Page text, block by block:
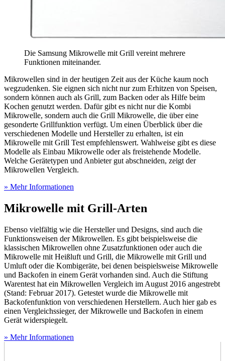
Die Samsung Mikrowelle mit Grill vereint mehrere
Funktionen miteinander.
Mikrowellen sind in der heutigen Zeit aus der Küche kaum noch
wegzudenken. Sie eignen sich nicht nur zum Erhitzen von Speisen,
sondern können auch als Grill, zum Backen oder als Hilfe beim
Kochen genutzt werden. Dafür gibt es nicht nur die Kombi
Mikrowelle, sondern auch die Grill Mikrowelle, die über eine
gesonderte Grillfunktion verfügt. Um einen Überblick über die
verschiedenen Modelle und Hersteller zu erhalten, ist ein
Mikrowelle mit Grill Test empfehlenswert. Wahlweise gibt es diese
Modelle als Einbau Mikrowelle oder als freistehende Modelle.
Welche Gerätetypen und Anbieter gut abschneiden, zeigt der
Mikrowellen Vergleich.
» Mehr Informationen
Mikrowelle mit Grill-Arten
Ebenso vielfältig wie die Hersteller und Designs, sind auch die
Funktionsweisen der Mikrowellen. Es gibt beispielsweise die
klassischen Mikrowellen ohne Zusatzfunktionen oder auch die
Mikrowelle mit Heißluft und Grill, die Mikrowelle mit Grill und
Umluft oder die Kombigeräte, bei denen beispielsweise Mikrowelle
und Backofen in einem Gerät vorhanden sind. Auch die Stiftung
Warentest hat ein Mikrowellen Vergleich im August 2016 angestrebt
(Stand: Februar 2017). Getestet wurde die Mikrowelle mit
Backofenfunktion von verschiedenen Herstellern. Auch hier gab es
einen Vergleichssieger, der Mikrowelle und Backofen in einem
Gerät widerspiegelt.
» Mehr Informationen